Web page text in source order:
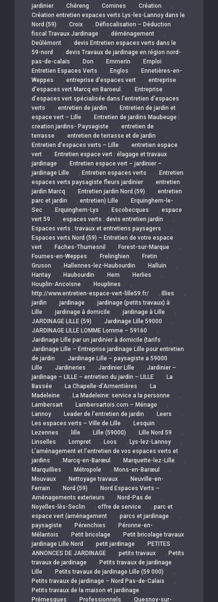
jardinier , Chéreng , Comines , Création ,
Création entretien espaces verts Lys-les-Lannoy dans le
Nord (59)
, Croix , Défiscalisation – Déduction
fiscal Travaux Jardinage
, déménagement ,
Deûlémont , devis Entretien espaces verts dans le
59-nord
, devis Travaux de jardinage en région nord-
pas-de-calais
, Don , Emmerin , Emploi
Entretien Espaces Verts
, Englos , Ennetières-en-
Weppes
, entreprise d’espaces vert , entreprise
d’espaces vert Marcq en Baroeul.
, Entreprise
d’espaces vert spécialisée dans l’entretien d’espaces
verts
, entretien de jardin , Entretien de jardin et
espace vert – Lille
, Entretien de jardins Maubeuge :
creation jardins- Paysagiste
, entretien de
terrasse
, entretien de terrasse et de jardin ,
Entretien d’espaces verts – Lille , entretien espace
vert
, Entretien espace vert : élagage et travaux
jardinage
, Entretien espace vert – jardinier –
jardinage Lille
, Entretien espaces verts , Entretien
espaces verts paysagiste fleurs jardinier
, entretien
jardin Marcq
, Entretien jardin Nord (59) , entretien
parc et jardin
, entretien) Lille , Erquinghem-le-
Sec
, Erquinghem-Lys , Escobecques , espace
vert 59
, espaces verts : devis entretien jardin ,
Espaces verts : travaux et entretiens paysagers ,
Espaces verts Nord (59) – Entretien de votre espace
vert
, Faches-Thumesnil , Forest-sur-Marque ,
Fournes-en-Weppes , Frelinghien , Fretin ,
Gruson , Hallennes-lez-Haubourdin , Halluin ,
Hantay , Haubourdin , Hem , Herlies ,
Houplin-Ancoisne , Houplines ,
http://www.entretien-espace-vert-lille59.fr/ , Illies ,
jardin , jardinage , jardinage (petits travaux) à
Lille
, jardinage à domicile , jardinage à Lille ,
JARDINAGE LILLE (59) , Jardinage Lille 59000 ,
JARDINAGE LILLE LOMME Lomme – 59160 ,
Jardinage Lille par un jardinier à domicile (tarifs ,
Jardinage Lille – Entreprise jardinage Lille pour entretien
de jardin
, Jardinage Lille – paysagiste a 59000
Lille
, Jardineries , Jardinier Lille , Jardinier –
jardinage – LILLE – entretien du jardin – LILLE
, La
Bassée
, La Chapelle-d’Armentières , La
Madeleine
, La Madeleine: service a la personne ,
Lambersart , Lambersartois.com – Ménage ,
Lannoy , Leader de l’entretien de jardin , Leers ,
Les espaces verts – Ville de Lille , Lesquin ,
Lezennes , lille , Lille (59000) , Lille Nord 59 ,
Linselles , Lompret , Loos , Lys-lez-Lannoy ,
L’aménagement et l’entretien de vos espaces verts et
jardins
, Marcq-en-Barœul , Marquette-lez-Lille ,
Marquillies , Métropole , Mons-en-Barœul ,
Mouvaux , Nettoyage travaux , Neuville-en-
Ferrain
, Nord (59) , Nord Espaces Verts –
Aménagements exterieurs
, Nord-Pas de ,
Noyelles-lès-Seclin , offre de service , parc et
espace vert (aménagement
, parcs et jardinage ,
paysagiste , Pérenchies , Péronne-en-
Mélantois
, Petit bricolage , Petit bricolage travaux
jardinage Lille Nord
, petit jardinage , PETITES
ANNONCES DE JARDINAGE
, petits travaux , Petits
travaux de jardinage
, Petits travaux de jardinage
Lille
, Petits travaux de jardinage Lille (59 000) ,
Petits travaux de jardinage – Nord Pas-de-Calais ,
Petits travaux de la maison et jardinage ,
Prémesques , Professionnels , Quesnoy-sur-